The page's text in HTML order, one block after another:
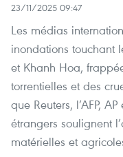
23/11/2025 09:47
Les médias
inondations touchant
et Khanh Hoa,
torrentielles et des
que Reuters, l’AFP,
étrangers soulignent
matérielles et